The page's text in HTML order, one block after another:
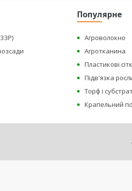
Популярне
Агроволокно
Агротканина
Пластикові
Підв'язка
Торф і
Крапельний